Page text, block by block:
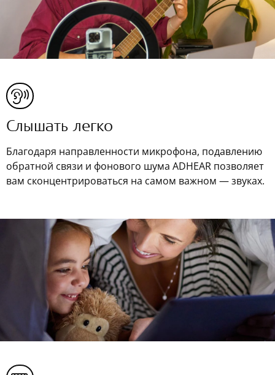
Слышать легко
Благодаря направленности микрофона, подавлению
обратной связи и фонового шума ADHEAR позволяет
вам сконцентрироваться на самом важном — звуках.